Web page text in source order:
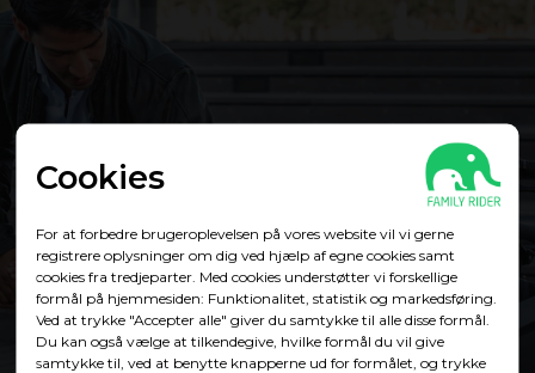
Cookies
For at forbedre brugeroplevelsen på vores website vil vi gerne
registrere oplysninger om dig ved hjælp af egne cookies samt
cookies fra tredjeparter. Med cookies understøtter vi forskellige
formål på hjemmesiden: Funktionalitet, statistik og markedsføring.
Ved at trykke "Accepter alle" giver du samtykke til alle disse formål.
Du kan også vælge at tilkendegive, hvilke formål du vil give
samtykke til, ved at benytte knapperne ud for formålet, og trykke